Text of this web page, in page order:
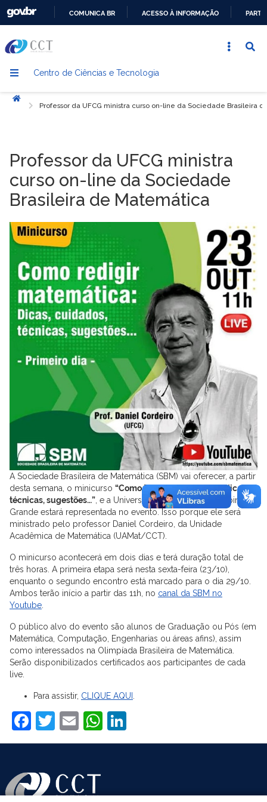
CONTEÚDO
COMUNICA BR ACESSO À INFORMAÇÃO
Centro de Ciências e Tecnologia
Início
Professor da UFCG ministra curso on-line da Sociedade Brasileira
Professor da UFCG ministra
curso on-line da Sociedade
Brasileira de Matemática
A Sociedade Brasileira de Matemática (SBM) vai oferecer, a partir
desta semana, o minicurso “Como Redigir Matemática: dicas,
técnicas, sugestões…” , e a Universidade Federal de Campina
Grande estará representada no evento. Isso porque ele será
ministrado pelo professor Daniel Cordeiro, da Unidade
Acadêmica de Matemática (UAMat/CCT).
O minicurso acontecerá em dois dias e terá duração total de
três horas. A primeira etapa será nesta sexta-feira (23/10),
enquanto o segundo encontro está marcado para o dia 29/10.
Ambos terão início a partir das 11h, no canal da SBM no
Youtube
O público alvo do evento são alunos de Graduação ou Pós (em
Matemática, Computação, Engenharias ou áreas afins), assim
como interessados na Olimpíada Brasileira de Matemática.
Serão disponibilizados certificados aos participantes de cada
live.
Para assistir, CLIQUE AQUI
Facebook
Twitter
EmailWhatsApp